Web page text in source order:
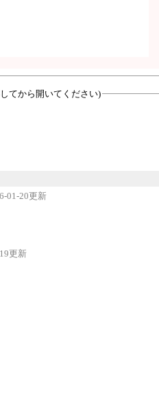
てから開いてください)
01-20更新
更新